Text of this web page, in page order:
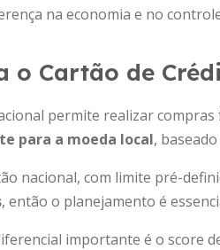
na economia e no
o Cartão de
permite realizar
para a moeda local,
nacional, com limite pré-
, então o planejamento é
importante é o score